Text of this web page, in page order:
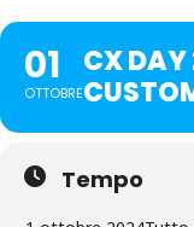
01
OTTOBRE
CX DAY
Tempo